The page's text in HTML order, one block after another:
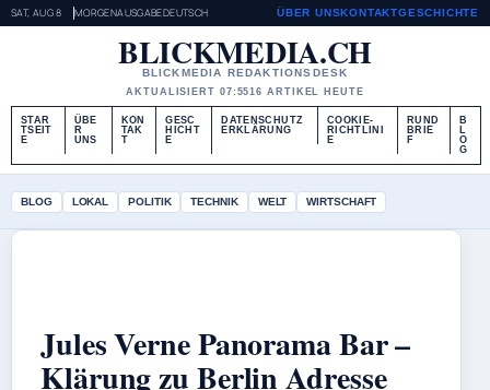
SAT, AUG 8 MORGENAUSGABEDEUTSCH ÜBER UNSKONTAKTGESCHICHTE
BLICKMEDIA.CH
BLICKMEDIA REDAKTIONSDESK
AKTUALISIERT 07:5516 ARTIKEL HEUTE
STAR
TSEIT
E
ÜBE
R
UNS
KON
TAK
T
GESC
HICHT
E
DATENSCHUTZ
ERKLÄRUNG
COOKIE-
RICHTLINI
E
RUND
BRIE
F
B
L
O
G
BLOG LOKAL POLITIK TECHNIK WELT WIRTSCHAFT
Jules Verne Panorama Bar –
Klärung zu Berlin Adresse